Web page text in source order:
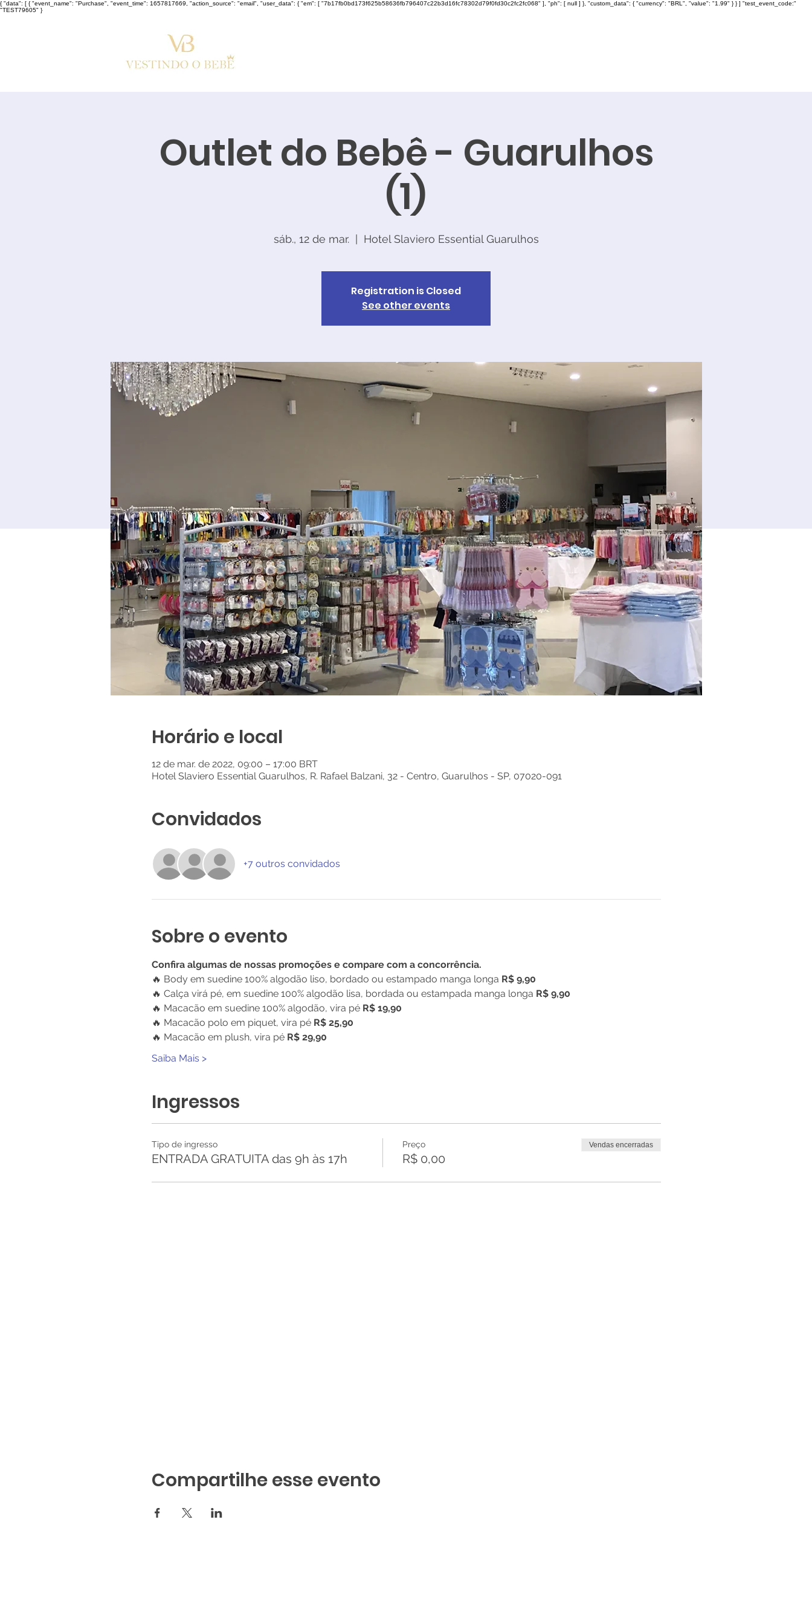
{ "data": [ { "event_name": "Purchase", "event_time": 1657817669, "action_source": "email", "user_data": { "em": [ "7b17fb0bd173f625b58636fb796407c22b3d16fc78302d79f0fd30c2fc2fc068" ], "ph": [ null ] }, "custom_data": { "currency": "BRL", "value": "1.99" } } ] "test_event_code:"
"TEST79605" }
Outlet do Bebê - Guarulhos
(1)
sáb., 12 de mar.
  |
Hotel Slaviero Essential Guarulhos
Registration is Closed
See other events
Horário e local
12 de mar. de 2022, 09:00 – 17:00 BRT
Hotel Slaviero Essential Guarulhos, R. Rafael Balzani, 32 - Centro, Guarulhos - SP, 07020-091
Convidados
+7 outros convidados
Sobre o evento
Confira algumas de nossas promoções e compare com a concorrência.
🔥 Body em suedine 100% algodão liso, bordado ou estampado manga longa R$ 9,90
🔥 Calça virá pé, em suedine 100% algodão lisa, bordada ou estampada manga longa R$ 9,90
🔥 Macacão em suedine 100% algodão, vira pé R$ 19,90
🔥 Macacão polo em piquet, vira pé R$ 25,90
🔥 Macacão em plush, vira pé R$ 29,90
Saiba Mais >
Ingressos
Tipo de ingresso
ENTRADA GRATUITA das 9h às 17h
Preço
R$ 0,00
Vendas encerradas
Compartilhe esse evento